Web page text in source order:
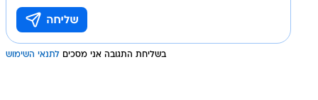
בשליחת התגובה אני מסכים לתנאי השימוש